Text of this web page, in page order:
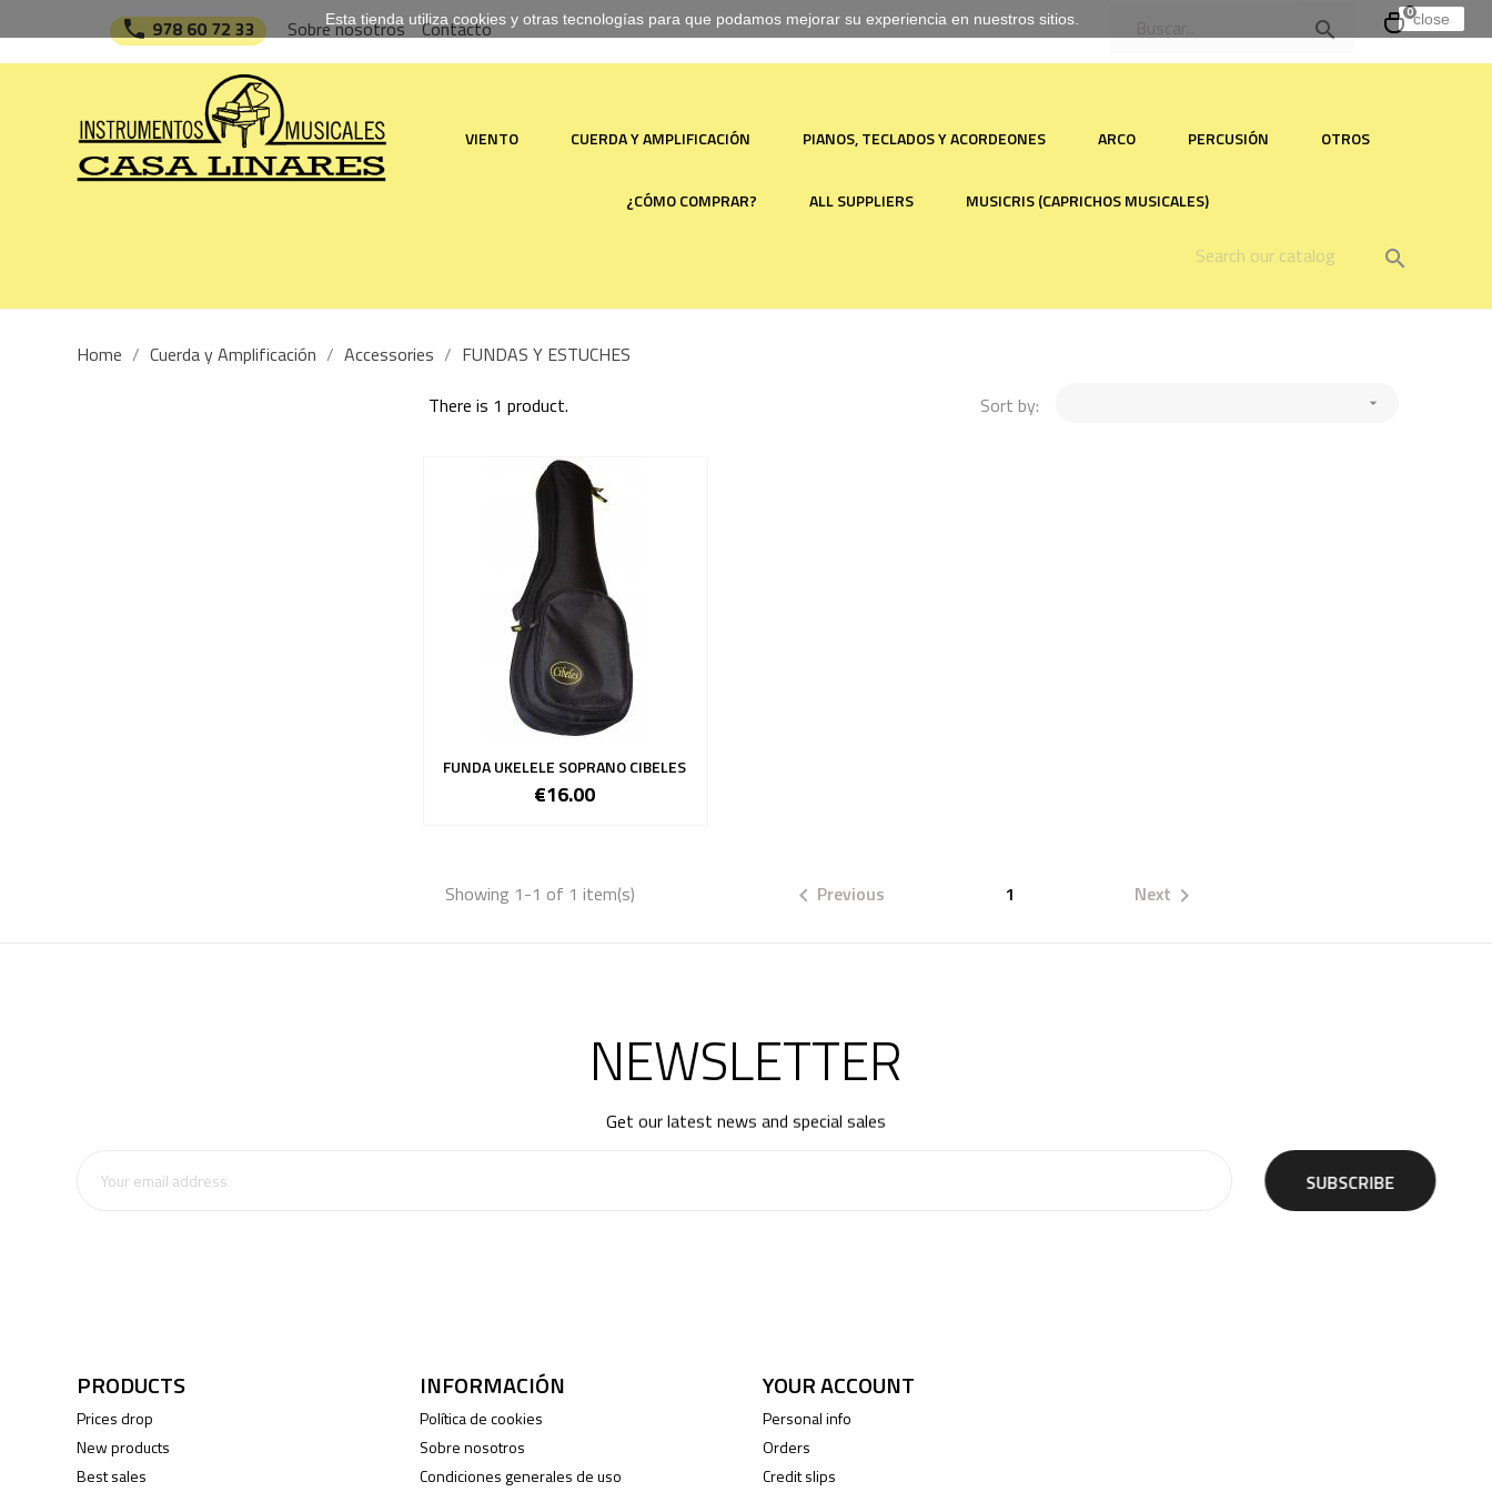
 978 60 72 33 Sobre nosotros Contacto 
0
VIENTO CUERDA Y AMPLIFICACIÓN PIANOS, TECLADOS Y ACORDEONES ARCO PERCUSIÓN OTROS
¿CÓMO COMPRAR? ALL SUPPLIERS MUSICRIS (CAPRICHOS MUSICALES)

Home Cuerda y Amplificación Accessories
FUNDAS Y ESTUCHES
There is 1 product.
Sort by: 
FUNDA UKELELE SOPRANO CIBELES
€16.00
Showing 1-1 of 1 item(s)  Previous 1 Next 
NEWSLETTER
Get our latest news and special sales
PRODUCTS
Prices drop
New products
Best sales
INFORMACIÓN
Política de cookies
Sobre nosotros
Condiciones generales de uso
YOUR ACCOUNT
Personal info
Orders
Credit slips
Esta tienda utiliza cookies y otras tecnologías para que podamos mejorar su experiencia en nuestros sitios. close